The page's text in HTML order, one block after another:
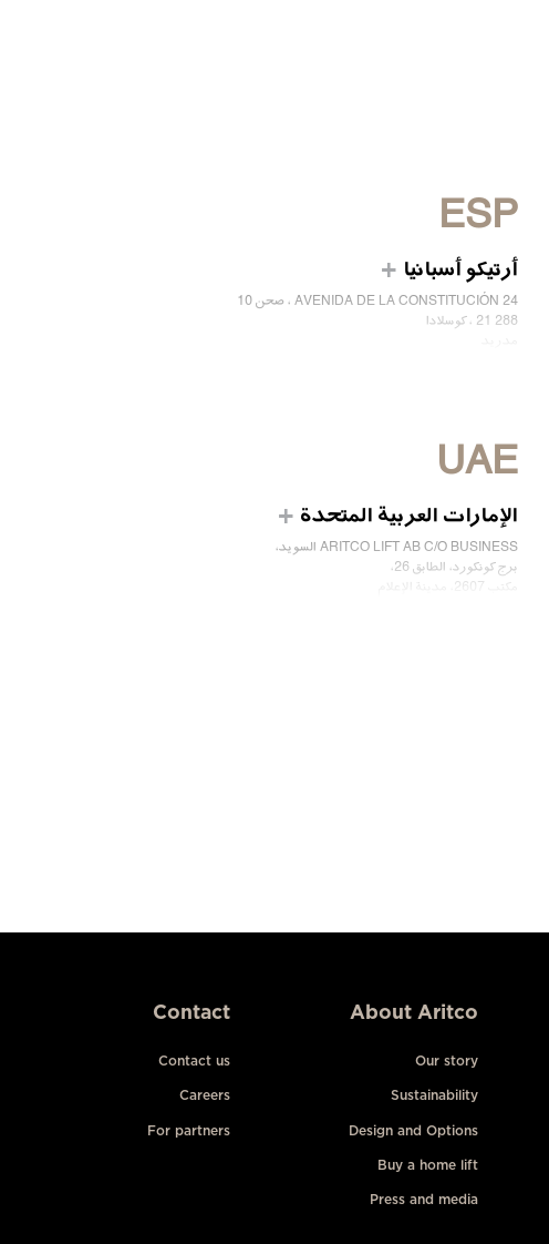
ESP
أرتيكو أسبانيا
AVENIDA DE LA CONSTITUCIÓN 24 ، صحن 10
288 21 ، كوسلادا
UAE
الإمارات العربية المتحدة
ARITCO LIFT AB C/O BUSINESS السويد،
برج كونكورد، الطابق 26،
About Aritco
Our story
Sustainability
Design and Options
Buy a home lift
Press and media
Contact
Contact us
Careers
For partners